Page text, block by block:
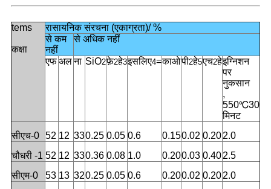
tems
कक्षा
रासायनिक संरचना (एकाग्रता)/ %
से कम
नहीं
से अधिक नहीं
एफअलना SiO2फ़े2हे3इसलिए4=काओपी2हे5एच2हेइग्निशन
पर
नुकसान
,
550℃30
मिनट
सीएच-0 52 12 330.25 0.05 0.6 0.150.02 0.202.0
चौधरी -1 52 12 330.36 0.08 1.0 0.200.03 0.402.5
सीएम-0
53 13 320.25 0.05 0.6 0.200.02 0.202.0